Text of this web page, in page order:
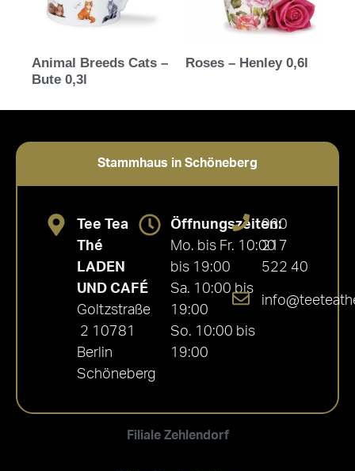
Animal Breeds Cats –
Bute 0,3l
Roses – Henley 0,6l
Stammhaus in Schöneberg
Filiale Zehlendorf
Tee Tea
Thé
LADEN
UND CAFÉ
Goltzstraße
2 10781
Berlin
Schöneberg
Öffnungszeiten:
Mo. bis Fr. 10:00
bis 19:00
Sa. 10:00 bis
19:00
So. 10:00 bis
19:00
030
217
522 40